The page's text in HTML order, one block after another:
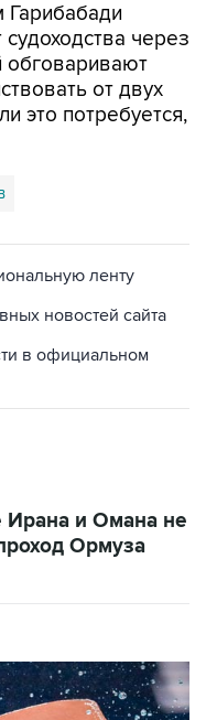
через
обговаривают
от двух
это потребуется,
ленту
новостей сайта
в официальном
Ирана и Омана не
Ормуза